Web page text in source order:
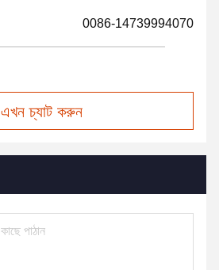
0086-14739994070
এখন চ্যাট করুন